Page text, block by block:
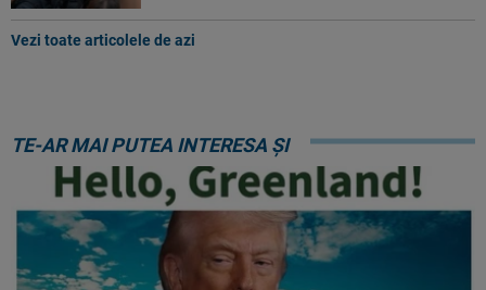
Vezi toate articolele de azi
TE-AR MAI PUTEA INTERESA ȘI